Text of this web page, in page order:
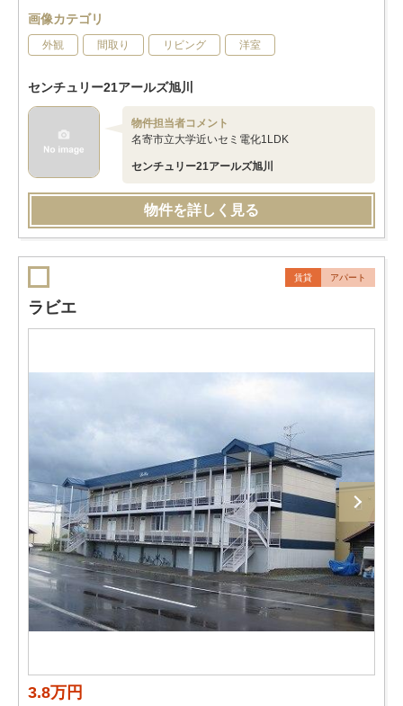
画像カテゴリ
外観 間取り リビング 洋室
センチュリー21アールズ旭川
物件担当者コメント
名寄市立大学近いセミ電化1LDK
センチュリー21アールズ旭川
物件を詳しく見る
賃貸 アパート
ラビエ
3.8万円